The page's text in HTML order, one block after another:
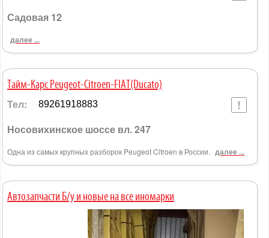
Садовая 12
далее ...
Тайм-Карс Peugeot-Citroen-FIAT(Ducato)
Тел: 89261918883
Носовихинское шоссе вл. 247
Одна из самых крупных разборок Peugeot Citroen в России. далее ...
Автозапчасти Б/у и новые на все иномарки